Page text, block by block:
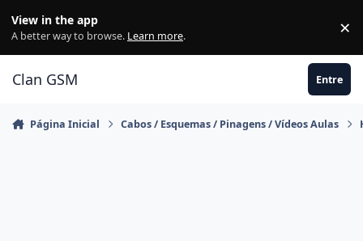
View in the app
A better way to browse. Learn more. ×
Clan GSM Entre
Página Inicial Cabos / Esquemas / Pinagens / Vídeos Aulas